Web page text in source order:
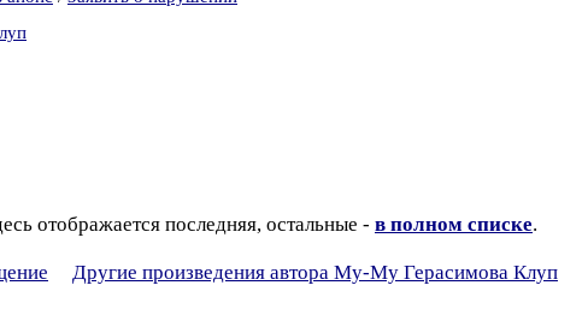
отображается последняя, остальные - в полном списке.
Другие произведения автора Му-Му Герасимова Клуп